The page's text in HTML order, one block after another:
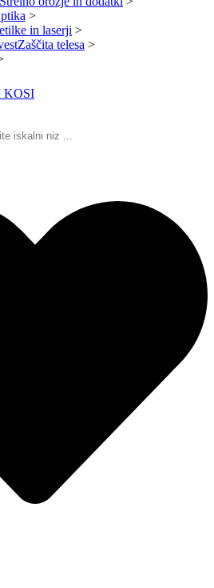
>
in laserji >
Zaščita telesa >
KOSI